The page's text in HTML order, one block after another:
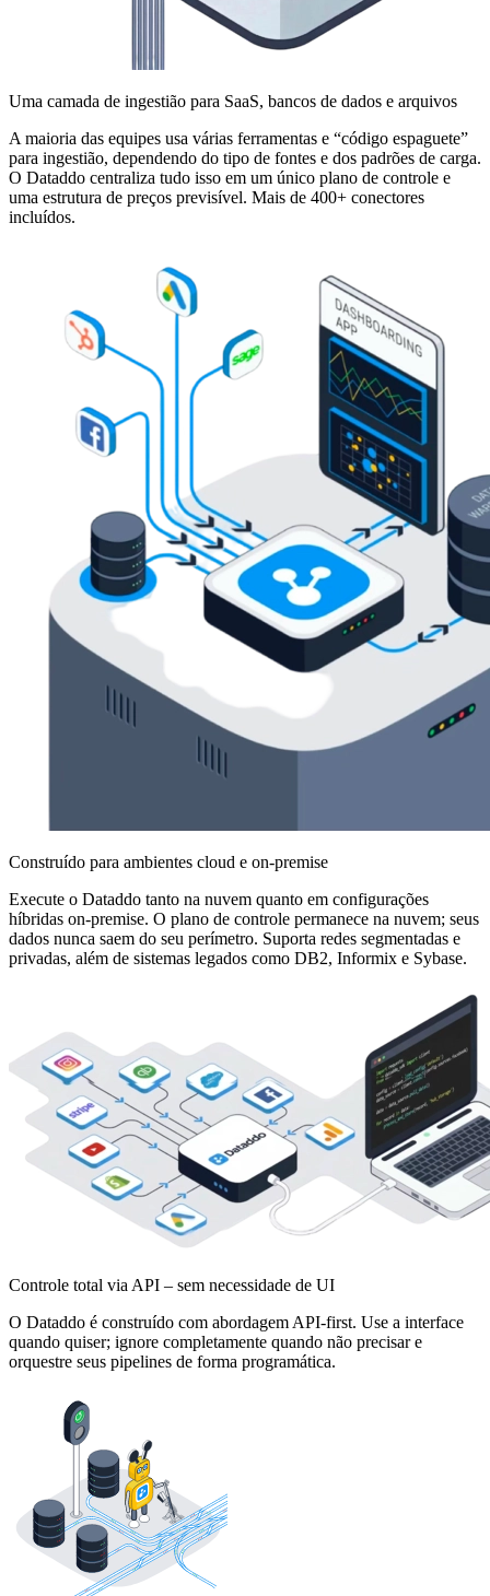
Uma camada de ingestião para SaaS, bancos de dados e arquivos
A maioria das equipes usa várias ferramentas e “código espaguete”
para ingestião, dependendo do tipo de fontes e dos padrões de carga.
O Dataddo centraliza tudo isso em um único plano de controle e
uma estrutura de preços previsível. Mais de 400+ conectores
incluídos.
Construído para ambientes cloud e on-premise
Execute o Dataddo tanto na nuvem quanto em configurações
híbridas on-premise. O plano de controle permanece na nuvem; seus
dados nunca saem do seu perímetro. Suporta redes segmentadas e
privadas, além de sistemas legados como DB2, Informix e Sybase.
Controle total via API – sem necessidade de UI
O Dataddo é construído com abordagem API-first. Use a interface
quando quiser; ignore completamente quando não precisar e
orquestre seus pipelines de forma programática.